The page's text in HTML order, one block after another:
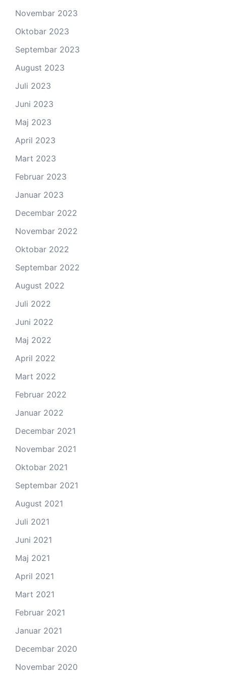
Novembar 2023
Oktobar 2023
Septembar 2023
August 2023
Juli 2023
Juni 2023
Maj 2023
April 2023
Mart 2023
Februar 2023
Januar 2023
Decembar 2022
Novembar 2022
Oktobar 2022
Septembar 2022
August 2022
Juli 2022
Juni 2022
Maj 2022
April 2022
Mart 2022
Februar 2022
Januar 2022
Decembar 2021
Novembar 2021
Oktobar 2021
Septembar 2021
August 2021
Juli 2021
Juni 2021
Maj 2021
April 2021
Mart 2021
Februar 2021
Januar 2021
Decembar 2020
Novembar 2020